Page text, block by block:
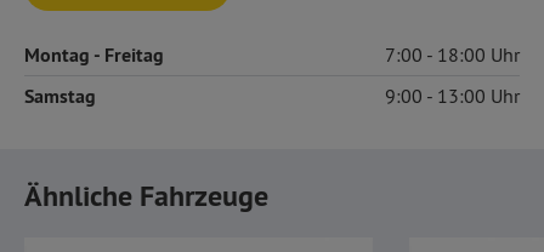
Montag - Freitag 7:00 18:00
Samstag 9:00 13:00
Ähnliche Fahrzeuge